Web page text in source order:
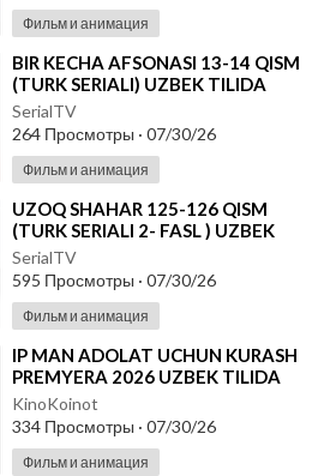
Фильм и анимация
⁣BIR KECHA AFSONASI 13-14 QISM
(TURK SERIALI) UZBEK TILIDA
SerialTV
264 Просмотры · 07/30/26
Фильм и анимация
⁣UZOQ SHAHAR 125-126 QISM
(TURK SERIALI 2- FASL ) UZBEK
TILIDA
SerialTV
595 Просмотры · 07/30/26
Фильм и анимация
⁣IP MAN ADOLAT UCHUN KURASH
PREMYERA 2026 UZBEK TILIDA
KinoKoinot
334 Просмотры · 07/30/26
Фильм и анимация